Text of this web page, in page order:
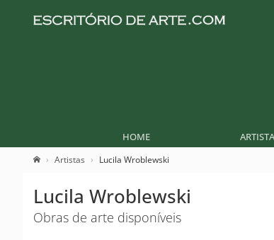
HOME
Artistas Lucila Wroblewski
Lucila Wroblewski
Obras de arte disponíveis